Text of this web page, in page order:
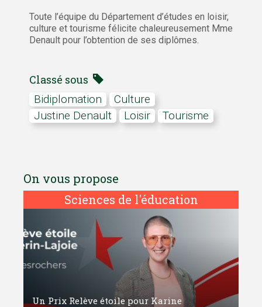
Toute l’équipe du Département d’études en loisir,
culture et tourisme félicite chaleureusement Mme
Denault pour l’obtention de ses diplômes.
Classé sous
bidiplomation
Culture
Justine Denault
loisir tourisme
On vous propose
Sciences de l'éducation
Un Prix Relève étoile pour Karine